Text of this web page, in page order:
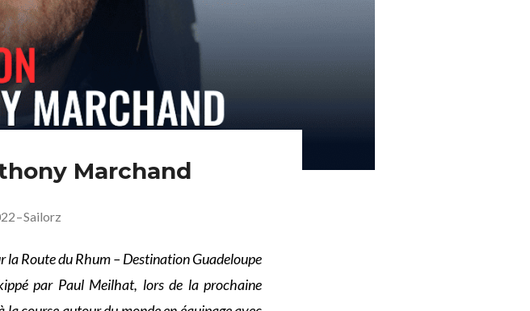
Marchand
–Sailorz
la Route du Rhum – Destination Guadeloupe
par Paul Meilhat, lors de la prochaine